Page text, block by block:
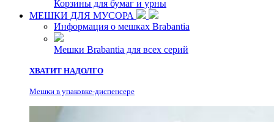
Корзины для бумаг и урны
МЕШКИ ДЛЯ МУСОРА
Информация о мешках Brabantia
Мешки Brabantia для всех серий
ХВАТИТ НАДОЛГО
Мешки в упаковке-диспенсере